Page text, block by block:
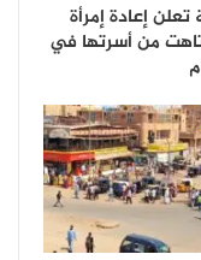
إعادة إمرأة
من أسرتها في